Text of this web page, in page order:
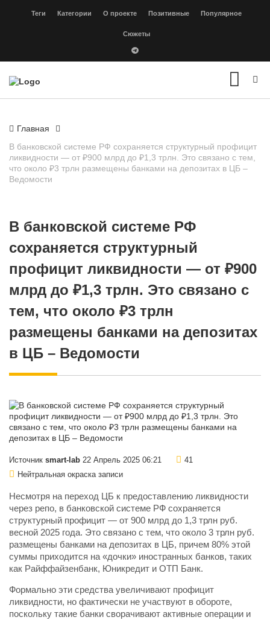
Теги Категории О проекте Позитивные Популярное
Сюжеты
Главная
В банковской системе РФ сохраняется структурный профицит
ликвидности — от ₽900 млрд до ₽1,3 трлн. Это связано с тем,
что около ₽3 трлн размещены банками на депозитах в ЦБ –
Ведомости
В банковской системе РФ
сохраняется структурный
профицит ликвидности — от ₽900
млрд до ₽1,3 трлн. Это связано с
тем, что около ₽3 трлн
размещены банками на депозитах
в ЦБ – Ведомости
Источник smart-lab 22 Апрель 2025 06:21
41
Нейтральная окраска записи
Несмотря на переход ЦБ к предоставлению ликвидности
через репо, в банковской системе РФ сохраняется
структурный профицит — от 900 млрд до 1,3 трлн руб.
весной 2025 года. Это связано с тем, что около 3 трлн руб.
размещены банками на депозитах в ЦБ, причем 80% этой
суммы приходится на «дочки» иностранных банков, таких
как Райффайзенбанк, Юникредит и ОТП Банк.
Формально эти средства увеличивают профицит
ликвидности, но фактически не участвуют в обороте,
поскольку такие банки сворачивают активные операции и